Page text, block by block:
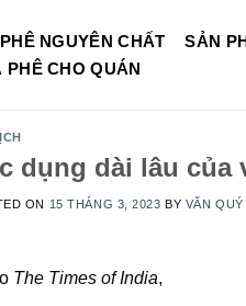
NGUYÊN CHẤT
SẢN
PHÊ CHO QUÁN
dụng dài lâu của
ON 15 THÁNG 3, 2023 BY VĂN QUÝ
The Times of India,